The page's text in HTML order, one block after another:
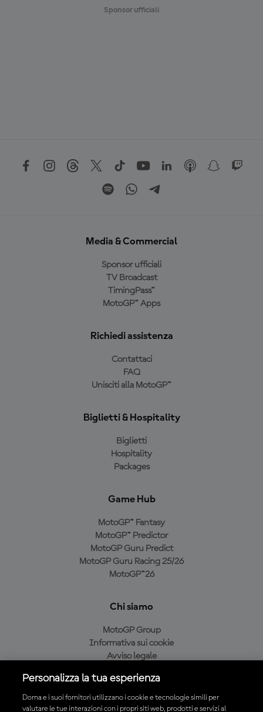
Sponsor ufficiali
Media & Commercial
Sponsor ufficiali
TV Broadcast
TimingPass™
MotoGP™ Apps
Richiedi assistenza
Contattaci
FAQ
Unisciti alla MotoGP™
Biglietti & Hospitality
Biglietti
Hospitality
Packages
Game Hub
MotoGP™ Fantasy
MotoGP™ Predictor
MotoGP Guru Predict
MotoGP Guru Racing 25/26
MotoGP™26
Chi siamo
MotoGP Group
Informativa sui cookie
Avviso legale
Condizioni di acquisto
Personalizza la tua esperienza
Dorna e i suoi fornitori utilizzano i cookie e tecnologie simili per
valutare le tue interazioni con i propri siti web, prodotti e servizi al